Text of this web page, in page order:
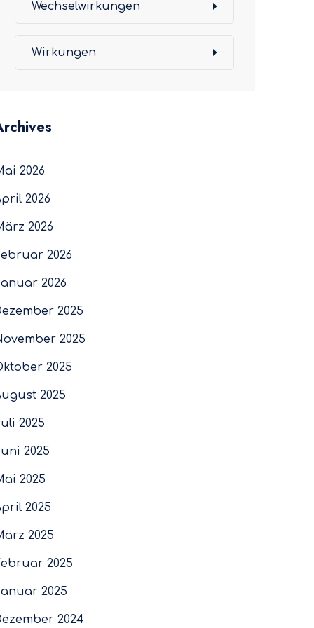
Wechselwirkungen
Wirkungen
2026
2026
2026
2026
2026
2025
2025
2025
2025
2025
2025
2025
2025
2025
2025
2025
2024